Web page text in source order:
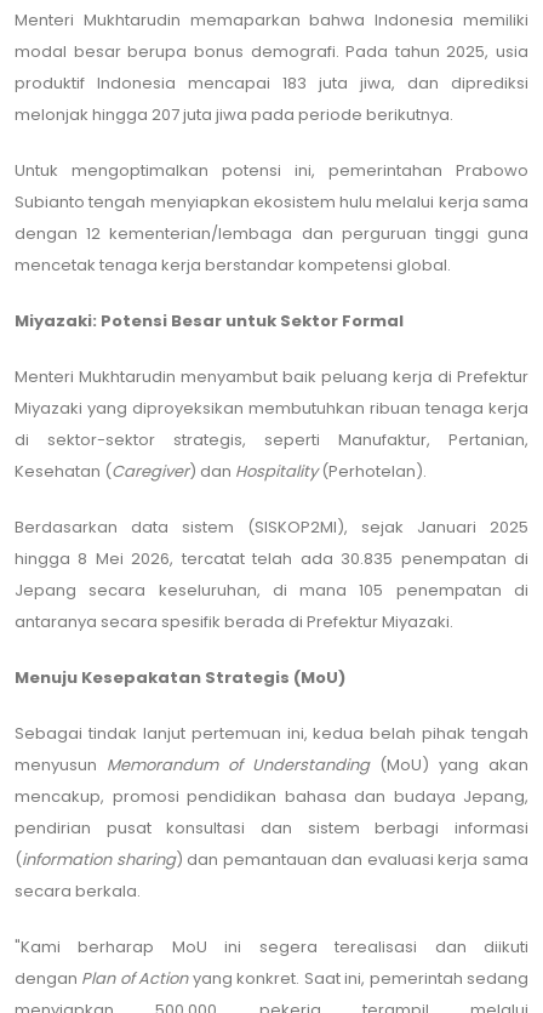
Menteri Mukhtarudin memaparkan bahwa Indonesia memiliki
modal besar berupa bonus demografi. Pada tahun 2025, usia
produktif Indonesia mencapai 183 juta jiwa, dan diprediksi
melonjak hingga 207 juta jiwa pada periode berikutnya.
Untuk mengoptimalkan potensi ini, pemerintahan Prabowo
Subianto tengah menyiapkan ekosistem hulu melalui kerja sama
dengan 12 kementerian/lembaga dan perguruan tinggi guna
mencetak tenaga kerja berstandar kompetensi global.
Miyazaki: Potensi Besar untuk Sektor Formal
Menteri Mukhtarudin menyambut baik peluang kerja di Prefektur
Miyazaki yang diproyeksikan membutuhkan ribuan tenaga kerja
di sektor-sektor strategis, seperti Manufaktur, Pertanian,
Kesehatan (Caregiver) dan Hospitality(Perhotelan).
Berdasarkan data sistem (SISKOP2MI), sejak Januari 2025
hingga 8 Mei 2026, tercatat telah ada 30.835 penempatan di
Jepang secara keseluruhan, di mana 105 penempatan di
antaranya secara spesifik berada di Prefektur Miyazaki.
Menuju Kesepakatan Strategis (MoU)
Sebagai tindak lanjut pertemuan ini, kedua belah pihak tengah
menyusun Memorandum of Understanding(MoU) yang akan
mencakup, promosi pendidikan bahasa dan budaya Jepang,
pendirian pusat konsultasi dan sistem berbagi informasi
(information sharing) dan pemantauan dan evaluasi kerja sama
secara berkala.
"Kami berharap MoU ini segera terealisasi dan diikuti
dengan Plan of Actionyang konkret. Saat ini, pemerintah sedang